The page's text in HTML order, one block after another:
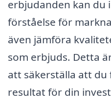
erbjudanden kan du
förståelse för
även jämföra
som erbjuds. Detta
att säkerställa att du
resultat för din